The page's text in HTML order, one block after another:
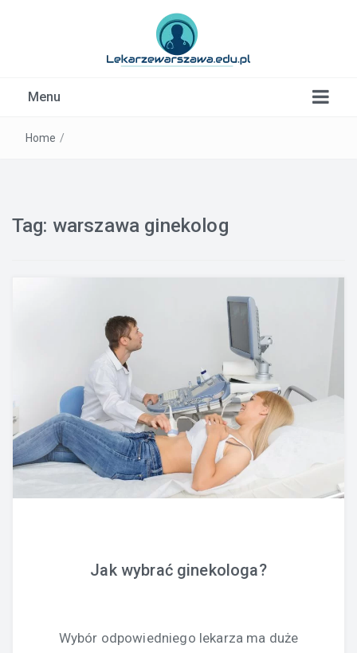
Menu
Home /
Tag: warszawa ginekolog
Jak wybrać ginekologa?
Wybór odpowiedniego lekarza ma duże